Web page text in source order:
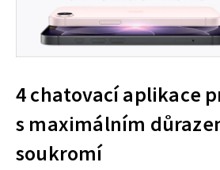
4 chatovací aplikace
s maximálním
soukromí